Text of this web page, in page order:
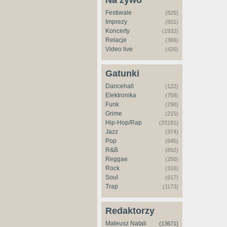
Festiwale (825)
Imprezy (601)
Koncerty (1932)
Relacje (366)
Video live (426)
Gatunki
Dancehall (122)
Elektronika (758)
Funk (298)
Grime (215)
Hip-Hop/Rap (33181)
Jazz (374)
Pop (645)
R&B (892)
Reggae (250)
Rock (316)
Soul (617)
Trap (1173)
Redaktorzy
Mateusz Natali (13671)